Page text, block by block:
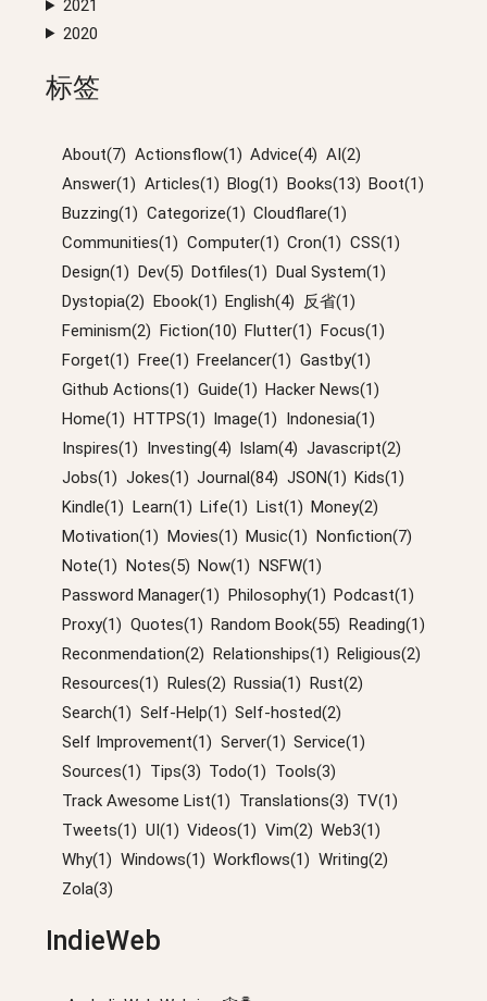
2021
2020
标签
About(7) Actionsflow(1) Advice(4) AI(2)
Answer(1) Articles(1) Blog(1) Books(13) Boot(1)
Buzzing(1) Categorize(1) Cloudflare(1)
Communities(1) Computer(1) Cron(1) CSS(1)
Design(1) Dev(5) Dotfiles(1) Dual System(1)
Dystopia(2) Ebook(1) English(4) 反省(1)
Feminism(2) Fiction(10) Flutter(1) Focus(1)
Forget(1) Free(1) Freelancer(1) Gastby(1)
Github Actions(1) Guide(1) Hacker News(1)
Home(1) HTTPS(1) Image(1) Indonesia(1)
Inspires(1) Investing(4) Islam(4) Javascript(2)
Jobs(1) Jokes(1) Journal(84) JSON(1) Kids(1)
Kindle(1) Learn(1) Life(1) List(1) Money(2)
Motivation(1) Movies(1) Music(1) Nonfiction(7)
Note(1) Notes(5) Now(1) NSFW(1)
Password Manager(1) Philosophy(1) Podcast(1)
Proxy(1) Quotes(1) Random Book(55) Reading(1)
Reconmendation(2) Relationships(1) Religious(2)
Resources(1) Rules(2) Russia(1) Rust(2)
Search(1) Self-Help(1) Self-hosted(2)
Self Improvement(1) Server(1) Service(1)
Sources(1) Tips(3) Todo(1) Tools(3)
Track Awesome List(1) Translations(3) TV(1)
Tweets(1) UI(1) Videos(1) Vim(2) Web3(1)
Why(1) Windows(1) Workflows(1) Writing(2)
Zola(3)
IndieWeb